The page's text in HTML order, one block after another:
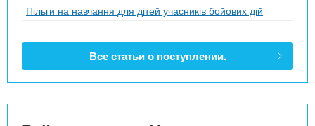
Пільги на навчання для дітей учасників бойових дій
Все статьи о поступлении.